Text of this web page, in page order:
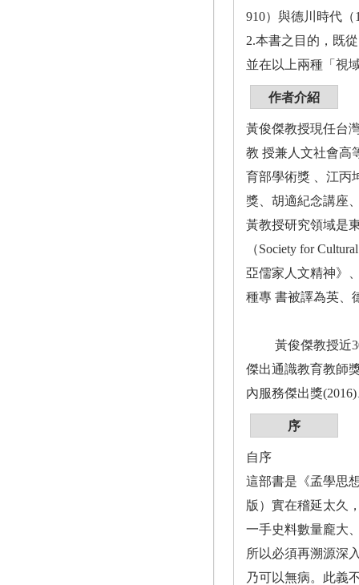
910）與德川時代
2.本書之目的，既
並在以上兩種「視
作者介紹
黃俊傑教授現任台
教 授兼人文社會高
育部學術獎 、江丙
獎、胡適紀念講座
黃教授研究領域是
（Society for
亞儒家人文精神》、
種專 書被譯為英、
黃俊傑教授近30
傑出通識教育教師
內服務傑出獎
序
自序
這部書是《孟學思
版）實在稽延太久
一手史料數量龐大
所以必須再溯源深
乃可以無病。此義